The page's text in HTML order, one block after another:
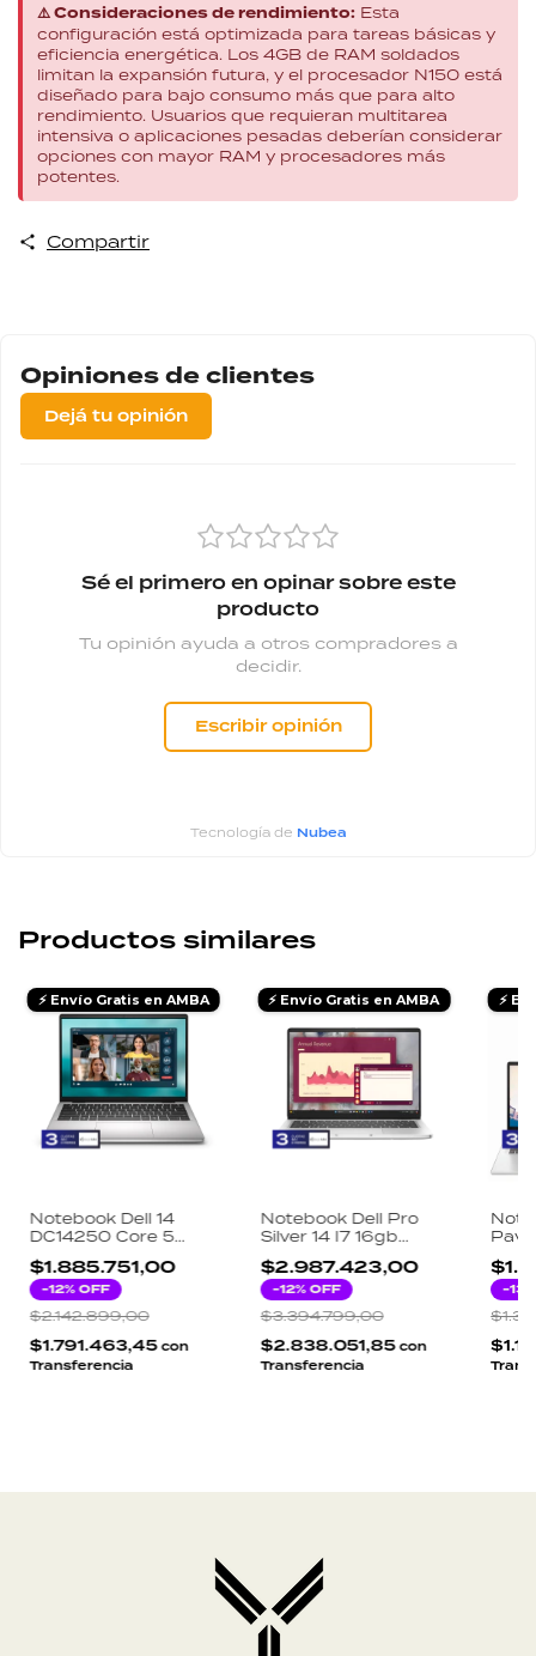
⚠️ Consideraciones de rendimiento: Esta
configuración está optimizada para tareas básicas y
eficiencia energética. Los 4GB de RAM soldados
limitan la expansión futura, y el procesador N150 está
diseñado para bajo consumo más que para alto
rendimiento. Usuarios que requieran multitarea
intensiva o aplicaciones pesadas deberían considerar
opciones con mayor RAM y procesadores más
potentes.
Compartir
Opiniones de clientes
Dejá tu opinión
Sé el primero en opinar sobre este
producto
Tu opinión ayuda a otros compradores a
decidir.
Escribir opinión
Tecnología de Nubea
Productos similares
⚡ Envío Gratis en AMBA
Notebook Dell 14
DC14250 Core 5
120U 16GB 512GB 14
FHD+ Win 11 Home
$1.885.751,00
-12% OFF
$2.142.899,00
$1.791.463,45con
Transferencia
⚡ Envío Gratis en AMBA
Notebook Dell Pro
Silver 14 I7 16gb
512gb W11 Pro
Español
$2.987.423,00
-12% OFF
$3.394.799,00
$2.838.051,85con
Transferencia
⚡
SSD
-13